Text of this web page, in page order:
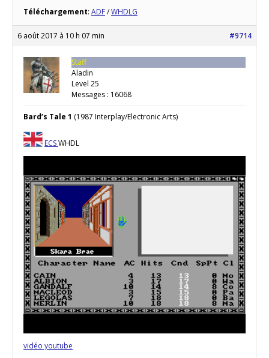
Téléchargement: ADF/WHDLG
6 août 2017 à 10 h 07 min #9714
Staff
Aladin
Level 25
Messages : 16068
Bard’s Tale 1 (1987 Interplay/Electronic Arts)
ECSWHDL
vidéo youtube